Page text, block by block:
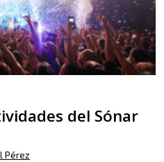
del Sónar
Pérez